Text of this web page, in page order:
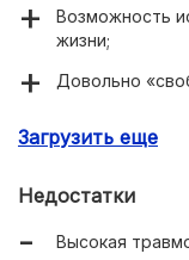
Возможность
жизни;
Довольно
Загрузить еще
Недостатки
Высокая